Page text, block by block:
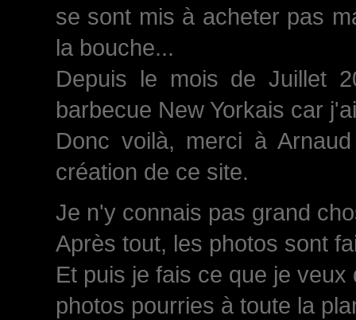
se sont mis à acheter pas
la bouche...
Depuis le mois de Juillet
barbecue New Yorkais car
Donc voilà, merci à
création de ce site.
Je n'y connais pas grand
Après tout, les photos sont
Et puis je fais ce que je
photos pourries à toute la